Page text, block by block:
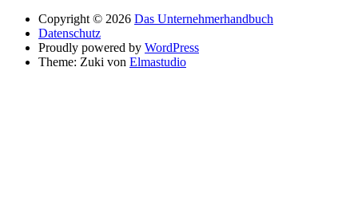
Copyright © 2026 Das Unternehmerhandbuch
Datenschutz
Proudly powered by WordPress
Theme: Zuki von Elmastudio